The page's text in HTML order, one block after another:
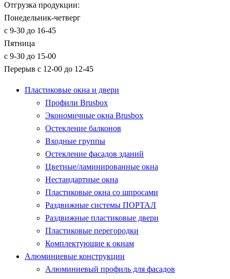
Отгрузка продукции:
Понедельник-четверг
с 9-30 до 16-45
Пятница
с 9-30 до 15-00
Перерыв с 12-00 до 12-45
Пластиковые окна и двери
Профили Brusbox
Экономичные окна Brusbox
Остекление балконов
Входные группы
Остекление фасадов зданий
Цветные/ламинированные окна
Нестандартные окна
Пластиковые окна со шпросами
Раздвижные системы ПОРТАЛ
Раздвижные пластиковые двери
Пластиковые перегородки
Комплектующие к окнам
Алюминиевые конструкции
Алюминиевый профиль для фасадов